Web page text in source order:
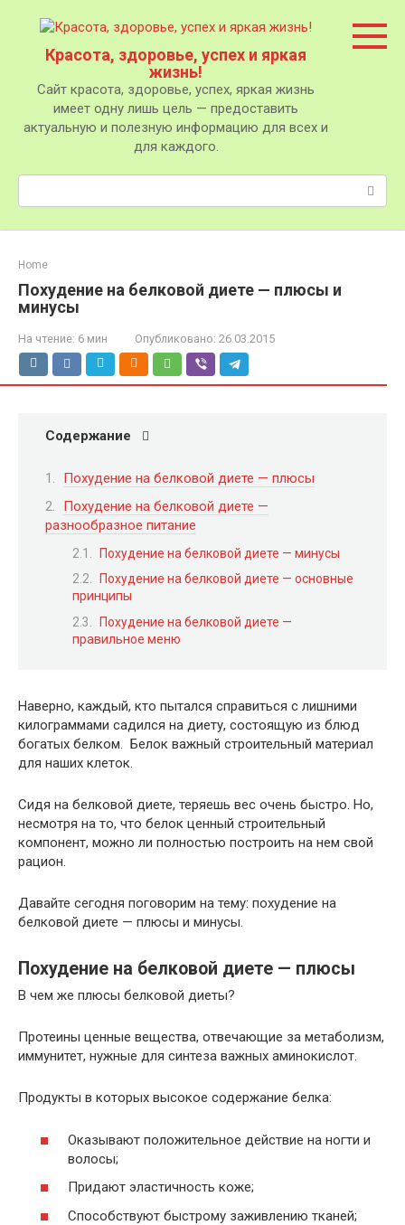
контентуКрасота, здоровье, успех и яркая
жизнь!
Сайт красота, здоровье, успех, яркая жизнь
имеет одну лишь цель — предоставить
актуальную и полезную информацию для всех и
для каждого.
Поиск:
Home
Похудение на белковой диете — плюсы и
минусы
На чтение: 6 мин Опубликовано: 26.03.2015
Содержание
Похудение на белковой диете — плюсы
Похудение на белковой диете —
разнообразное питание
Похудение на белковой диете — минусы
Похудение на белковой диете — основные
принципы
Похудение на белковой диете —
правильное меню
Наверно, каждый, кто пытался справиться с лишними
килограммами садился на диету, состоящую из блюд
богатых белком. Белок важный строительный материал
для наших клеток.
Сидя на белковой диете, теряешь вес очень быстро. Но,
несмотря на то, что белок ценный строительный
компонент, можно ли полностью построить на нем свой
рацион.
Давайте сегодня поговорим на тему: похудение на
белковой диете — плюсы и минусы.
Похудение на белковой диете — плюсы
В чем же плюсы белковой диеты?
Протеины ценные вещества, отвечающие за метаболизм,
иммунитет, нужные для синтеза важных аминокислот.
Продукты в которых высокое содержание белка:
Оказывают положительное действие на ногти и
волосы;
Придают эластичность коже;
Способствуют быстрому заживлению тканей;